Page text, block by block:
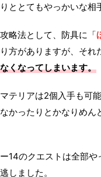
ととてもやっかいな相
略法として、防具に「
方がありますが、それ
くなってしまいます。
テリアは2個入手も可
かったりとかなりめん
14のクエストは全部
しました。